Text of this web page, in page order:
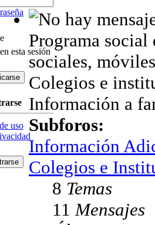
esta sesión
uso
Programa social
sociales,
Colegios e
Información a
Subforos:
Información
Colegios e
8 Temas
11Mensajes